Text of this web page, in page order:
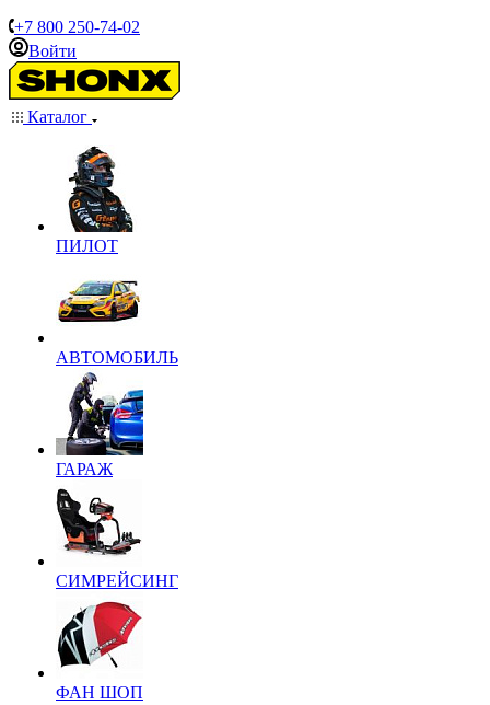
+7 800 250-74-02
Войти
Каталог
ПИЛОТ
АВТОМОБИЛЬ
ГАРАЖ
СИМРЕЙСИНГ
ФАН ШОП